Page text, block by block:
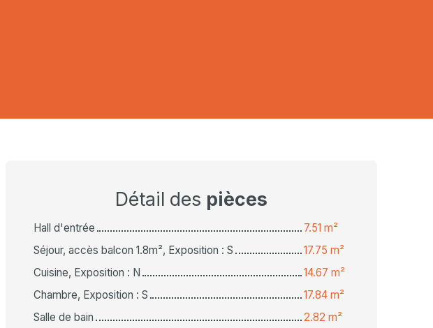
Détail des pièces
Hall d'entrée
7.51 m²
Séjour, accès balcon 1.8m², Exposition : S
17.75 m²
Cuisine, Exposition : N
14.67 m²
Chambre, Exposition : S
17.84 m²
Salle de bain
2.82 m²